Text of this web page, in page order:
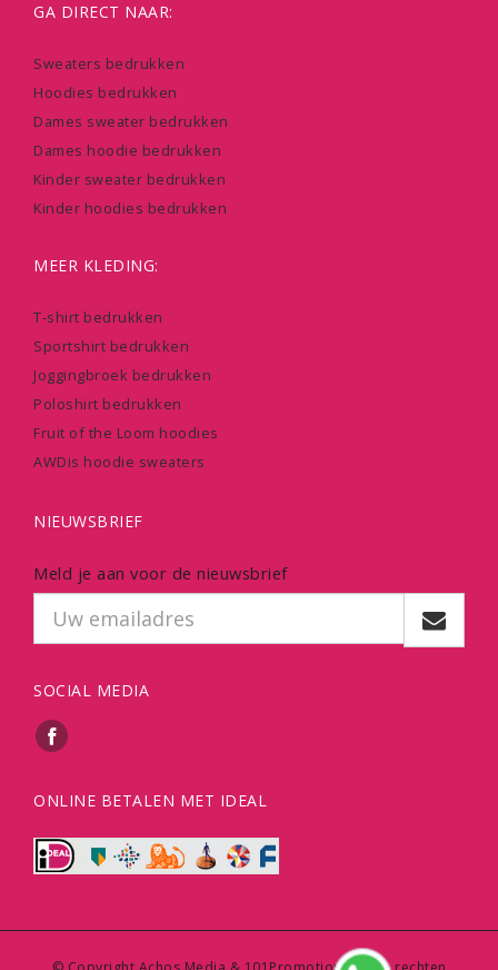
GA DIRECT NAAR:
Sweaters bedrukken
Hoodies bedrukken
Dames sweater bedrukken
Dames hoodie bedrukken
Kinder sweater bedrukken
Kinder hoodies bedrukken
MEER KLEDING:
T-shirt bedrukken
Sportshirt bedrukken
Joggingbroek bedrukken
Poloshirt bedrukken
Fruit of the Loom hoodies
AWDis hoodie sweaters
NIEUWSBRIEF
Meld je aan voor de nieuwsbrief
SOCIAL MEDIA
ONLINE BETALEN MET IDEAL